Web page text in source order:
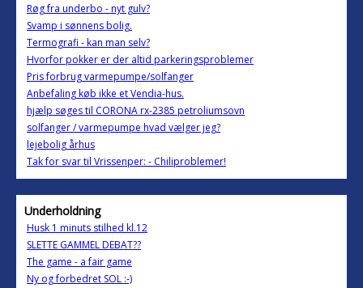
Røg fra underbo - nyt gulv?
Svamp i sønnens bolig.
Termografi - kan man selv?
Hvorfor pokker er der altid parkeringsproblemer
Pris forbrug varmepumpe/solfanger
Anbefaling køb ikke et Vendia-hus.
hjælp søges til CORONA rx-2385 petroliumsovn
solfanger / varmepumpe hvad vælger jeg?
lejebolig århus
Tak for svar til Vrissenper: - Chiliproblemer!
Underholdning
Husk 1 minuts stilhed kl.12
SLETTE GAMMEL DEBAT??
The game - a fair game
Ny og forbedret SOL :-)